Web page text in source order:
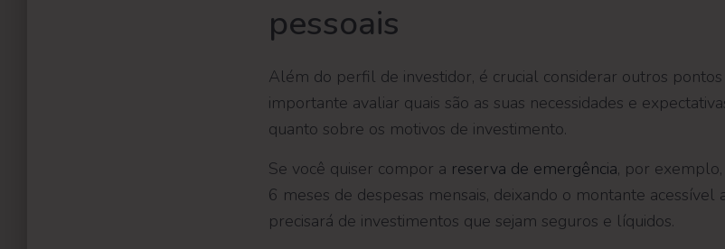
pessoais
Além do perfil de investidor, é crucial considerar outros pontos
importante avaliar quais são as suas necessidades e
quanto sobre os motivos de investimento.
Se você quiser compor a reserva de emergência, por
6 meses de despesas mensais, deixando o montante
precisará de investimentos que sejam seguros e líquidos.